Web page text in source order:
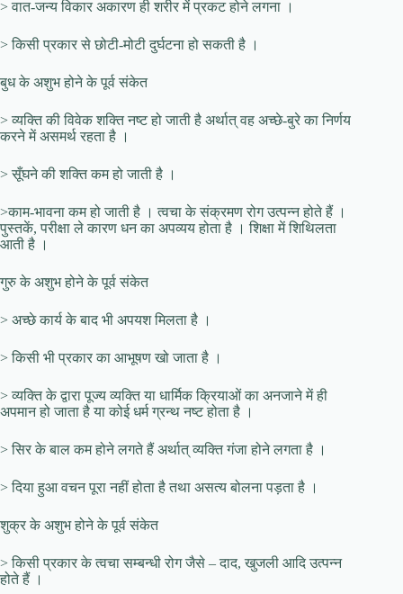
> वात-जन्य विकार अकारण ही शरीर में प्रकट होने लगना ।
> किसी प्रकार से छोटी-मोटी दुर्घटना हो सकती है ।
बुध के अशुभ होने के पूर्व संकेत
> व्यक्ति की विवेक शक्ति नष्ट हो जाती है अर्थात् वह अच्छे-बुरे का निर्णय
करने में असमर्थ रहता है ।
> सूँघने की शक्ति कम हो जाती है ।
>काम-भावना कम हो जाती है । त्वचा के संक्रमण रोग उत्पन्न होते हैं ।
पुस्तकें, परीक्षा ले कारण धन का अपव्यय होता है । शिक्षा में शिथिलता
आती है ।
गुरु के अशुभ होने के पूर्व संकेत
> अच्छे कार्य के बाद भी अपयश मिलता है ।
> किसी भी प्रकार का आभूषण खो जाता है ।
> व्यक्ति के द्वारा पूज्य व्यक्ति या धार्मिक क्रियाओं का अनजाने में ही
अपमान हो जाता है या कोई धर्म ग्रन्थ नष्ट होता है ।
> सिर के बाल कम होने लगते हैं अर्थात् व्यक्ति गंजा होने लगता है ।
> दिया हुआ वचन पूरा नहीं होता है तथा असत्य बोलना पड़ता है ।
शुक्र के अशुभ होने के पूर्व संकेत
> किसी प्रकार के त्वचा सम्बन्धी रोग जैसे – दाद, खुजली आदि उत्पन्न
होते हैं ।